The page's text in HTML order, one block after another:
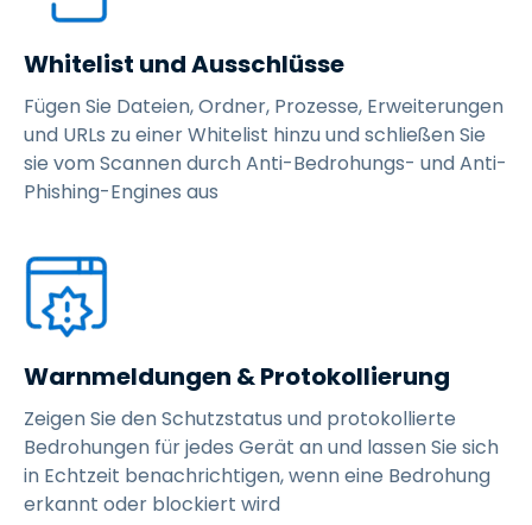
Whitelist und Ausschlüsse
Fügen Sie Dateien, Ordner, Prozesse, Erweiterungen
und URLs zu einer Whitelist hinzu und schließen Sie
sie vom Scannen durch Anti-Bedrohungs- und Anti-
Phishing-Engines aus
Warnmeldungen & Protokollierung
Zeigen Sie den Schutzstatus und protokollierte
Bedrohungen für jedes Gerät an und lassen Sie sich
in Echtzeit benachrichtigen, wenn eine Bedrohung
erkannt oder blockiert wird